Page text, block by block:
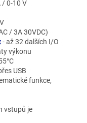
/ 0-10 V
/ 3A 30VDC)
- až 32 dalších I/O
výkonu
USB
funkce,
vstupů je